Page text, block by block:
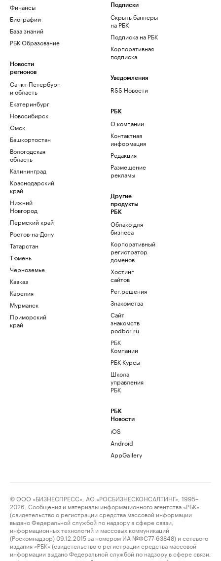
Финансы
Биографии
База знаний
РБК Образование
Новости
регионов
Санкт-Петербург
и область
Екатеринбург
Новосибирск
Омск
Башкортостан
Вологодская
область
Калининград
Краснодарский
край
Нижний
Новгород
Пермский край
Ростов-на-Дону
Татарстан
Тюмень
Черноземье
Кавказ
Карелия
Мурманск
Приморский
край
Подписки
Скрыть баннеры
на РБК
Подписка на РБК
Корпоративная
подписка
Уведомления
RSS Новости
РБК
О компании
Контактная
информация
Редакция
Размещение
рекламы
Другие
продукты
РБК
Облако для
бизнеса
Корпоративный
регистратор
доменов
Хостинг
сайтов
Рег.решения
Знакомства
Сайт
знакомств
podbor.ru
РБК
Компании
РБК Курсы
Школа
управления
РБК
РБК
Новости
iOS
Android
AppGallery
© ООО «БИЗНЕСПРЕСС», АО «РОСБИЗНЕСКОНСАЛТИНГ», 1995–
2026. Сообщения и материалы информационного агентства «РБК»
(свидетельство о регистрации средства массовой информации
выдано Федеральной службой по надзору в сфере связи,
информационных технологий и массовых коммуникаций
(Роскомнадзор) 09.12.2015 за номером ИА №ФС77-63848) и сетевого
издания «РБК» (свидетельство о регистрации средства массовой
информации выдано Федеральной службой по надзору в сфере связи,